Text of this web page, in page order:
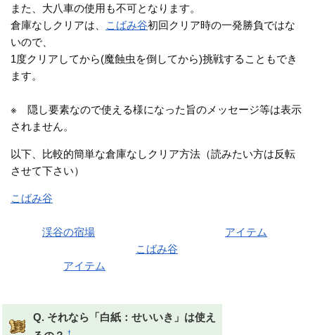
また、大八車の使用も不可となります。
倉庫なしクリアは、
こばみ谷初回クリア時の一発勝負ではな
いので、
1度クリアしてから(魔蝕虫を倒してから)挑戦することもでき
ます。
※ 隠し要素なので使える様になった旨のメッセージ等は表示
されません。
以下、比較的簡単な倉庫なしクリア方法（読みたい方は反転
させて下さい）
こばみ谷
その後渓谷の宿場 アイテム
こばみ谷
アイテム
Q. それなら「白紙：せいいき」は使え
†